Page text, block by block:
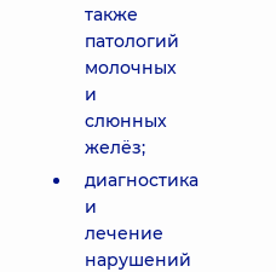
также
патологий
молочных
и
слюнных
желёз;
диагностика
и
лечение
нарушений